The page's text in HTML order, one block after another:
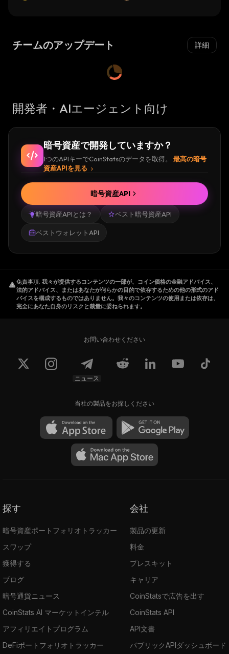
チームのアップデート 詳細
開発者・AIエージェント向け
暗号資産で開発していますか？
1つのAPIキーでCoinStatsのデータを取得。
最高の暗号
資産APIを見る
暗号資産APIとは？ ベスト暗号資産API
ベストウォレットAPI
暗号資産API
免責事項. 我々が提供するコンテンツの一部が、コイン価格の金融アドバイス、
法的アドバイス、またはあなたが何らかの目的で依存するための他の形式のアド
バイスを構成するものではありません。我々のコンテンツの使用または依存は、
完全にあなた自身のリスクと裁量に委ねられます。
お問い合わせください
ニュース
当社の製品をお探しください
探す
暗号資産ポートフォリオトラッカー
スワップ
獲得する
ブログ
暗号通貨ニュース
CoinStats AI マーケットインテル
アフィリエイトプログラム
DeFiポートフォリオトラッカー
会社
製品の更新
料金
プレスキット
キャリア
CoinStatsで広告を出す
CoinStats API
API文書
パブリックAPIダッシュボード